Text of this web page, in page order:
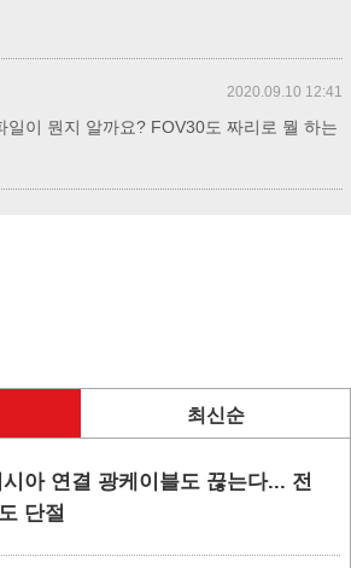
2020.09.10 12:41
일이 뭔지 알까요? FOV30도 짜리로 뭘 하는
최신순
아 연결 광케이블도 끊는다... 전
단절